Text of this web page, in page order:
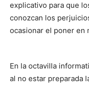
explicativo para que
conozcan los
ocasionar el poner en
En la octavilla
al no estar preparada